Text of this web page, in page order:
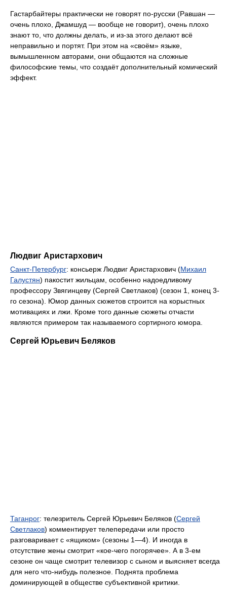
Гастарбайтеры практически не говорят по-русски (Равшан —
очень плохо, Джамшуд — вообще не говорит), очень плохо
знают то, что должны делать, и из-за этого делают всё
неправильно и портят. При этом на «своём» языке,
вымышленном авторами, они общаются на сложные
философские темы, что создаёт дополнительный комический
эффект.
Людвиг Аристархович
Санкт-Петербург: консьерж Людвиг Аристархович (Михаил
Галустян) пакостит жильцам, особенно надоедливому
профессору Звягинцеву (Сергей Светлаков) (сезон 1, конец 3-
го сезона). Юмор данных сюжетов строится на корыстных
мотивациях и лжи. Кроме того данные сюжеты отчасти
являются примером так называемого сортирного юмора.
Сергей Юрьевич Беляков
Таганрог: телезритель Сергей Юрьевич Беляков (Сергей
Светлаков) комментирует телепередачи или просто
разговаривает с «ящиком» (сезоны 1—4). И иногда в
отсутствие жены смотрит «кое-чего погорячее». А в 3-ем
сезоне он чаще смотрит телевизор с сыном и выясняет всегда
для него что-нибудь полезное. Поднята проблема
доминирующей в обществе субъективной критики.